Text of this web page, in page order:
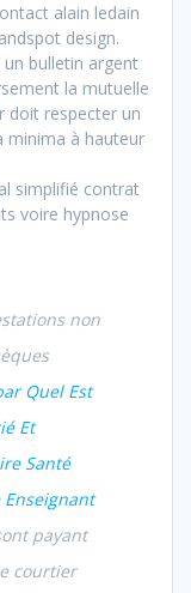
alain ledain
design.
bulletin argent
la mutuelle
doit respecter un
minima à hauteur
simplifié contrat
voire hypnose
non
Quel Est
Et
Santé
payant
courtier